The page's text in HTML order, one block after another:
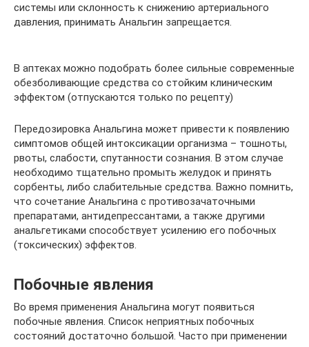
системы или склонность к снижению артериального
давления, принимать Анальгин запрещается.
В аптеках можно подобрать более сильные современные
обезболивающие средства со стойким клиническим
эффектом (отпускаются только по рецепту)
Передозировка Анальгина может привести к появлению
симптомов общей интоксикации организма – тошноты,
рвоты, слабости, спутанности сознания. В этом случае
необходимо тщательно промыть желудок и принять
сорбенты, либо слабительные средства. Важно помнить,
что сочетание Анальгина с противозачаточными
препаратами, антидепрессантами, а также другими
анальгетиками способствует усилению его побочных
(токсических) эффектов.
Побочные явления
Во время применения Анальгина могут появиться
побочные явления. Список неприятных побочных
состояний достаточно большой. Часто при применении